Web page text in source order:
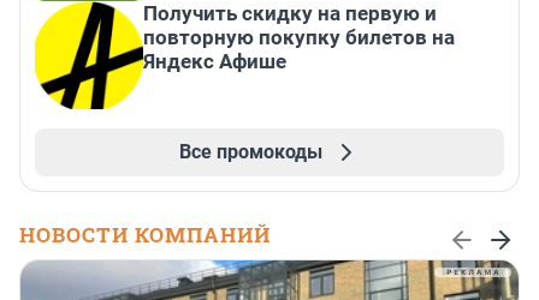
Получить скидку на первую и
повторную покупку билетов на
Яндекс Афише
Все промокоды
НОВОСТИ КОМПАНИЙ